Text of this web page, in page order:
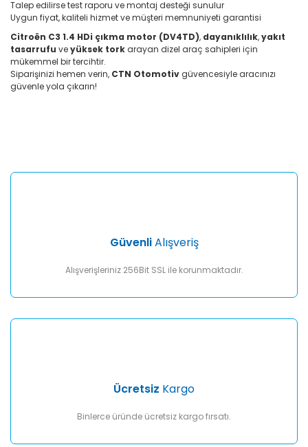
Talep edilirse test raporu ve montaj desteği sunulur
Uygun fiyat, kaliteli hizmet ve müşteri memnuniyeti garantisi
Citroën C3 1.4 HDi çıkma motor (DV4TD), dayanıklılık,yakıt
tasarrufu veyüksek torkarayan dizel araç sahipleri için
mükemmel bir tercihtir.
Siparişinizi hemen verin, CTN Otomotivgüvencesiyle aracınızı
güvenle yola çıkarın!
Yorum Yaz
Ürün fiyatı diğer sitelerden daha pahalı.
GüvenliAlışveriş
Alışverişleriniz 256Bit SSL ile korunmaktadır.
Ücretsiz Kargo
Binlerce üründe ücretsiz kargo fırsatı.